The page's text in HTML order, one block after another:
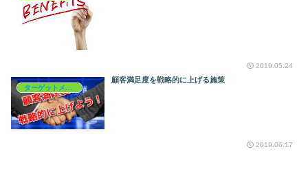
2019.05.24
顧客満足度を戦略的に上げる施策
2019.06.17